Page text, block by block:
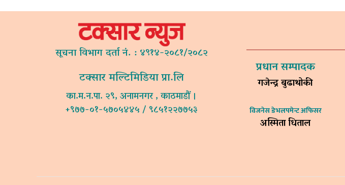
सूचना विभाग दर्ता नं. : ४९१४-२०८१/२०८२
टक्सार मल्टिमिडिया प्रा.लि
का.म.न.पा. २९, अनामनगर , काठमाडौं ।
+९७७-०१-५७०५४४५ / ९८५१२२७७५३
प्रधान सम्पादक
गजेन्द्र बुढाथोकी
विजनेस डेभलपमेन्ट अफिसर
अस्मिता धिताल